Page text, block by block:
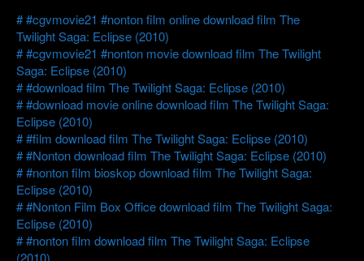
#cgvmovie21 #nonton film online download film The
Twilight Saga: Eclipse (2010)
#cgvmovie21 #nonton movie download film The Twilight
Saga: Eclipse (2010)
#download film The Twilight Saga: Eclipse (2010)
#download movie online download film The Twilight Saga:
Eclipse (2010)
#film download film The Twilight Saga: Eclipse (2010)
#Nonton download film The Twilight Saga: Eclipse (2010)
#nonton film bioskop download film The Twilight Saga:
Eclipse (2010)
#Nonton Film Box Office download film The Twilight Saga:
Eclipse (2010)
#nonton film download film The Twilight Saga: Eclipse